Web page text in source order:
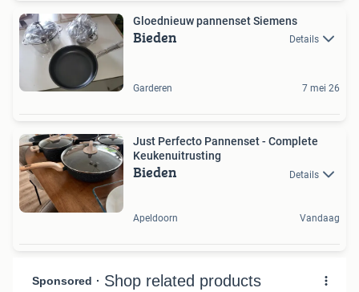
Gloednieuw pannenset Siemens
Bieden Details
Garderen 7 mei 26
Just Perfecto Pannenset - Complete
Keukenuitrusting
Bieden Details
Apeldoorn Vandaag